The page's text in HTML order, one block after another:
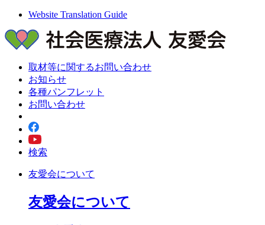
Website Translation Guide
取材等に関するお問い合わせ
お知らせ
各種パンフレット
お問い合わせ
検索
友愛会について
友愛会について